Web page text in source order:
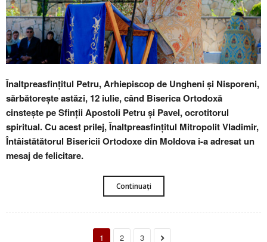
Înaltpreasfințitul Petru, Arhiepiscop de Ungheni și Nisporeni,
sărbătorește astăzi, 12 iulie, când Biserica Ortodoxă
cinstește pe Sfinții Apostoli Petru și Pavel, ocrotitorul
spiritual. Cu acest prilej, Înaltpreasfințitul Mitropolit Vladimir,
Întâistătătorul Bisericii Ortodoxe din Moldova i-a adresat un
mesaj de felicitare.
Continuați
1 2 3